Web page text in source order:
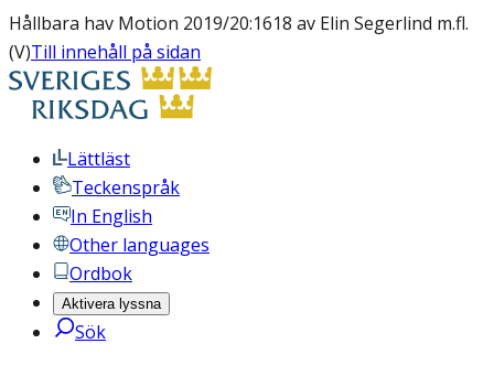
Hållbara hav Motion 2019/20:1618 av Elin Segerlind m.fl.
(V)Till innehåll på sidan
Lättläst
Teckenspråk
In English
Other languages
Ordbok
Aktivera lyssna
Sök